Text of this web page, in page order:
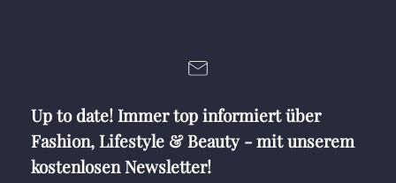
Up to date! Immer top informiert über
Fashion, Lifestyle & Beauty - mit unserem
kostenlosen Newsletter!